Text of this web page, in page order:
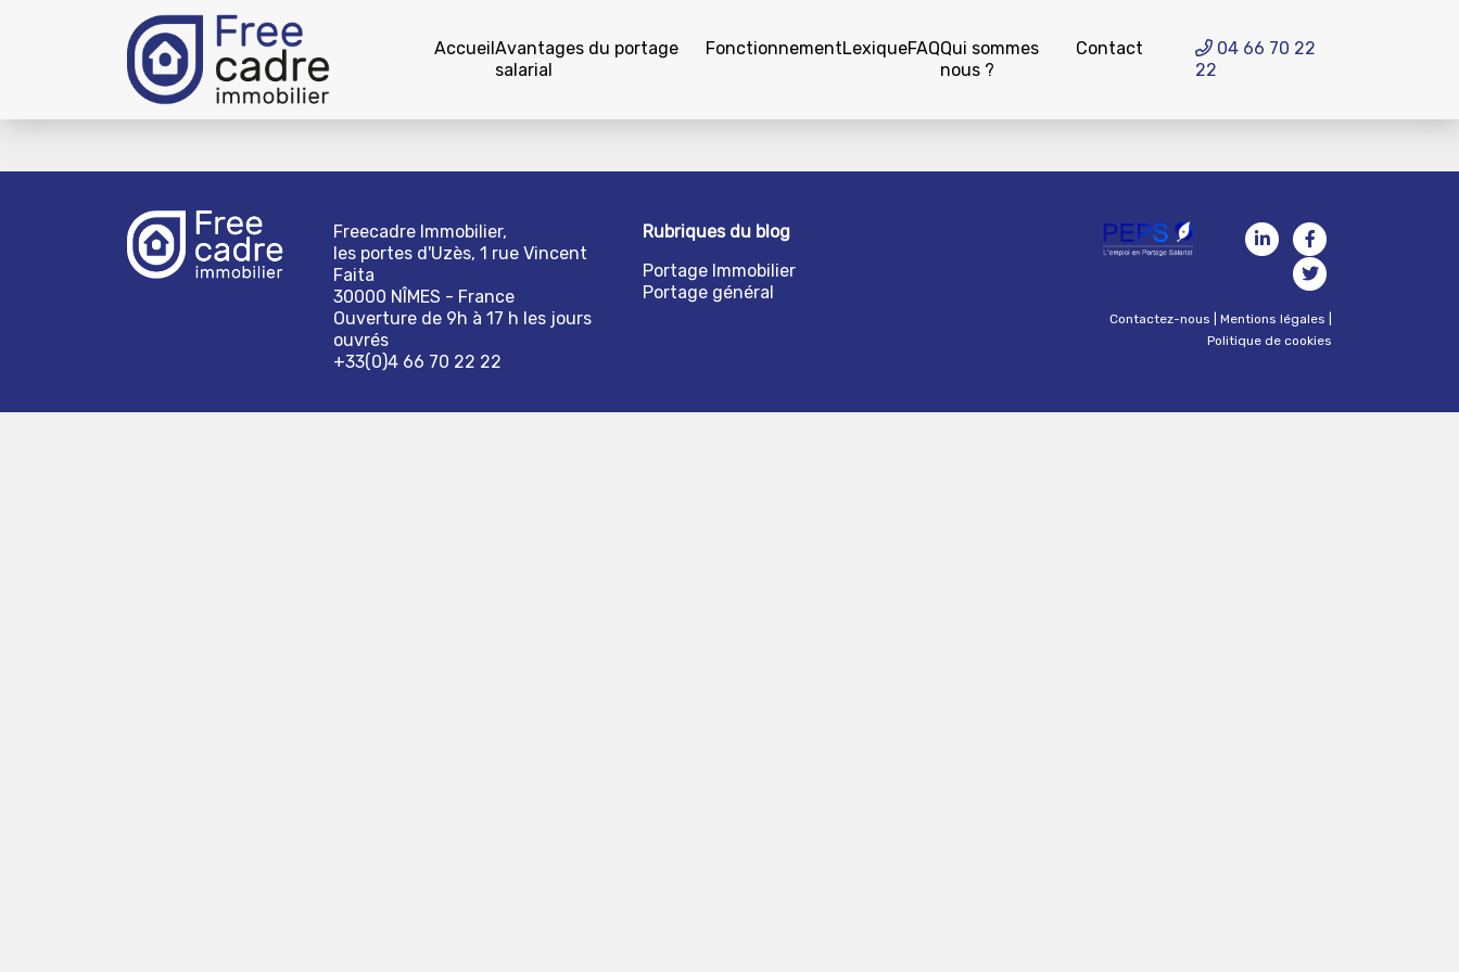
AccueilAvantages du portage
salarial
FonctionnementLexiqueFAQQui sommes
nous ?
Contact
04 66 70 22
22
Freecadre Immobilier,
les portes d'Uzès, 1 rue Vincent
Faita
30000 NÎMES - France
Ouverture de 9h à 17 h les jours
ouvrés
+33(0)4 66 70 22 22
Rubriques du blog
Portage Immobilier
Portage général
Contactez-nous Mentions légales
Politique de cookies